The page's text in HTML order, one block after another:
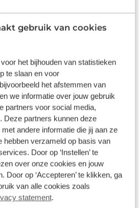
gebruik van cookies
het bijhouden van statistieken
te slaan en voor
het afstemmen van
we informatie over jouw gebruik
partners voor social media,
Deze partners kunnen deze
andere informatie die jij aan ze
hebben verzameld op basis van
Door op ‘Instellen’ te
over onze cookies en jouw
Door op ‘Accepteren’ te klikken, ga
van alle cookies zoals
statement.
lading start bij het bepalen van
Wat is het beste in uw geval?
,spanstangen,
combinatie van deze
u graag bij het maken van
u ook over alle
,
en montagepunten. De
we zorgvuldig af op uw
belastbaarheid van het